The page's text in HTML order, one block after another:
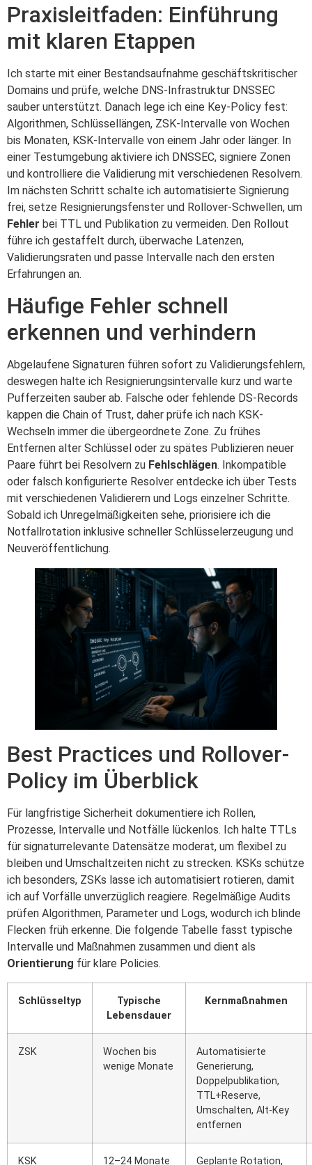
Praxisleitfaden: Einführung
mit klaren Etappen
Ich starte mit einer Bestandsaufnahme geschäftskritischer
Domains und prüfe, welche DNS-Infrastruktur DNSSEC
sauber unterstützt. Danach lege ich eine Key-Policy fest:
Algorithmen, Schlüssellängen, ZSK-Intervalle von Wochen
bis Monaten, KSK-Intervalle von einem Jahr oder länger. In
einer Testumgebung aktiviere ich DNSSEC, signiere Zonen
und kontrolliere die Validierung mit verschiedenen Resolvern.
Im nächsten Schritt schalte ich automatisierte Signierung
frei, setze Resignierungsfenster und Rollover-Schwellen, um
Fehler bei TTL und Publikation zu vermeiden. Den Rollout
führe ich gestaffelt durch, überwache Latenzen,
Validierungsraten und passe Intervalle nach den ersten
Erfahrungen an.
Häufige Fehler schnell
erkennen und verhindern
Abgelaufene Signaturen führen sofort zu Validierungsfehlern,
deswegen halte ich Resignierungsintervalle kurz und warte
Pufferzeiten sauber ab. Falsche oder fehlende DS-Records
kappen die Chain of Trust, daher prüfe ich nach KSK-
Wechseln immer die übergeordnete Zone. Zu frühes
Entfernen alter Schlüssel oder zu spätes Publizieren neuer
Paare führt bei Resolvern zu Fehlschlägen. Inkompatible
oder falsch konfigurierte Resolver entdecke ich über Tests
mit verschiedenen Validierern und Logs einzelner Schritte.
Sobald ich Unregelmäßigkeiten sehe, priorisiere ich die
Notfallrotation inklusive schneller Schlüsselerzeugung und
Neuveröffentlichung.
Best Practices und Rollover-
Policy im Überblick
Für langfristige Sicherheit dokumentiere ich Rollen,
Prozesse, Intervalle und Notfälle lückenlos. Ich halte TTLs
für signaturrelevante Datensätze moderat, um flexibel zu
bleiben und Umschaltzeiten nicht zu strecken. KSKs schütze
ich besonders, ZSKs lasse ich automatisiert rotieren, damit
ich auf Vorfälle unverzüglich reagiere. Regelmäßige Audits
prüfen Algorithmen, Parameter und Logs, wodurch ich blinde
Flecken früh erkenne. Die folgende Tabelle fasst typische
Intervalle und Maßnahmen zusammen und dient als
Orientierung für klare Policies.
Schlüsseltyp
Typische
Lebensdauer
Kernmaßnahmen
ZSK
Wochen bis
wenige Monate
Automatisierte
Generierung,
Doppelpublikation,
TTL+Reserve,
Umschalten, Alt‑Key
entfernen
KSK 12–24 Monate Geplante Rotation,